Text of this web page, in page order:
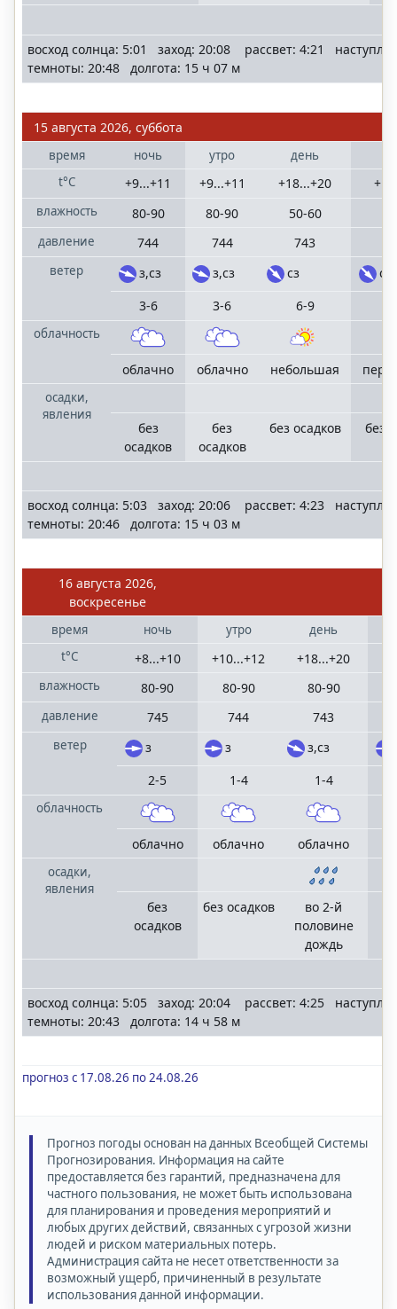
восход солнца: 5:01 заход: 20:08 рассвет: 4:21
темноты: 20:48 долгота: 15 ч 07 м
15 августа 2026, суббота
время
t°C
влажность
давление
ветер
облачность
осадки,
явления
ночь
+9...+11
80-90
744
з,сз
3-6
облачно
без
осадков
утро
+9...+11
80-90
744
з,сз
3-6
облачно
без
осадков
день
+18...+20
50-60
743
сз
6-9
небольшая
без осадков
сз
без
восход солнца: 5:03 заход: 20:06 рассвет: 4:23
темноты: 20:46 долгота: 15 ч 03 м
16 августа 2026,
воскресенье
время
t°C
влажность
давление
ветер
облачность
осадки,
явления
ночь
+8...+10
80-90
745
з
2-5
облачно
без
осадков
утро
+10...+12
80-90
744
з
1-4
облачно
без осадков
день
+18...+20
80-90
743
з,сз
1-4
облачно
во 2-й
половине
дождь
восход солнца: 5:05 заход: 20:04 рассвет: 4:25
темноты: 20:43 долгота: 14 ч 58 м
прогноз с 17.08.26 по 24.08.26
Прогноз погоды основан на данных Всеобщей Системы
Прогнозирования. Информация на сайте
предоставляется без гарантий, предназначена для
частного пользования, не может быть использована
для планирования и проведения мероприятий и
любых других действий, связанных с угрозой жизни
людей и риском материальных потерь.
Администрация сайта не несет ответственности за
возможный ущерб, причиненный в результате
использования данной информации.